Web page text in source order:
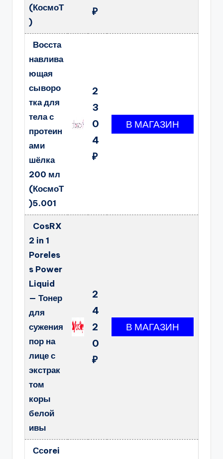
(КосмоТ
)
₽
Восста
навлива
ющая
сыворо
тка для
тела с
протеин
ами
шёлка
200 мл
(КосмоТ
)5.001
2
3
0
4
₽
CosRX
2 in 1
Poreles
s Power
Liquid
— Тонер
для
сужения
пор на
лице с
экстрак
том
коры
белой
ивы
2
4
2
0
₽
Ссorei